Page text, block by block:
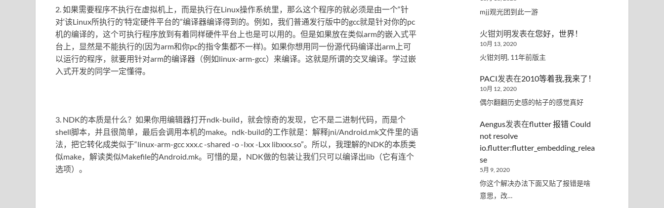
2. 如果需要程序不执行在虚拟机上，而是执行在Linux操作系统里，那么这个程序的就必须是由一个“针
对‘该Linux所执行的’特定硬件平台的”编译器编译得到的。例如，我们普通发行版中的gcc就是针对你的pc
机的编译的，这个可执行程序放到有着同样硬件平台上也是可以用的。但是如果放在类似arm的嵌入式平
台上，显然是不能执行的(因为arm和你pc的指令集都不一样)。如果你想用同一份源代码编译出arm上可
以运行的程序，就要用针对arm的编译器（例如linux-arm-gcc）来编译。这就是所谓的交叉编译。学过嵌
入式开发的同学一定懂得。
3. NDK的本质是什么？如果你用编辑器打开ndk-build，就会惊奇的发现，它不是二进制代码，而是个
shell脚本，并且很简单，最后会调用本机的make。ndk-build的工作就是：解释jni/Android.mk文件里的语
法，把它转化成类似于“linux-arm-gcc xxx.c -shared -o -Ixx -Lxx libxxx.so”。所以，我理解的NDK的本质类
似make，解读类似Makefile的Android.mk。可惜的是，NDK做的包装让我们只可以编译出lib（它有连个
选项）。
mjj观光团到此一游
火钳刘明发表在您好，世界！
10月 13, 2020
火钳刘明, 11年前版主
PACI发表在2010等着我,我来了！
10月 12, 2020
偶尔翻翻历史感的帖子的感觉真好
Aengus发表在flutter 报错 Could
not resolve
io.flutter:flutter_embedding_relea
se
5月 9, 2020
你这个解决办法下面又贴了报错是啥
意思，改…